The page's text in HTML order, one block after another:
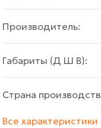
Производитель:
Габариты (Д Ш В):
Страна
Все характеристики